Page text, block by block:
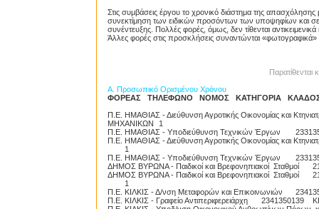
Στις συμβάσεις έργου το χρονικό διάστημα της
συνεκτίμηση των ειδικών προσόντων των υποψηφίων και
συνέντευξης. Πολλές φορές, όμως, δεν τίθενται
Άλλες φορές στις προσκλήσεις συναντώνται
A. Προσωπικό Ορισμένου Χρόνου
ΦΟΡΕΑΣ ΤΗΛΕΦΩΝΟ ΝΟΜΟΣ ΚΑΤΗΓΟΡΙΑ ΚΛΑΔΟΣ/
Π.Ε. ΗΜΑΘΙΑΣ - Διεύθυνση Αγροτικής Οικονομίας και
ΜΗΧΑΝΙΚΩΝ
1
Π.Ε. ΗΜΑΘΙΑΣ - Υποδιεύθυνση Τεχνικών Έργων
Π.Ε. ΗΜΑΘΙΑΣ - Διεύθυνση Αγροτικής Οικονομίας και
1
Π.Ε. ΗΜΑΘΙΑΣ - Υποδιεύθυνση Τεχνικών Έργων
ΔΗΜΟΣ ΒΥΡΩΝΑ - Παιδικοί και Βρεφονηπιακοί Σταθμοί
ΔΗΜΟΣ ΒΥΡΩΝΑ - Παιδικοί και Βρεφονηπιακοί Σταθμοί
1
Π.Ε. ΚΙΛΚΙΣ - Δ/νση Μεταφορών και Επικοινωνιών
Π.Ε. ΚΙΛΚΙΣ - Γραφείο Αντιπεριφερειάρχη
2341350139